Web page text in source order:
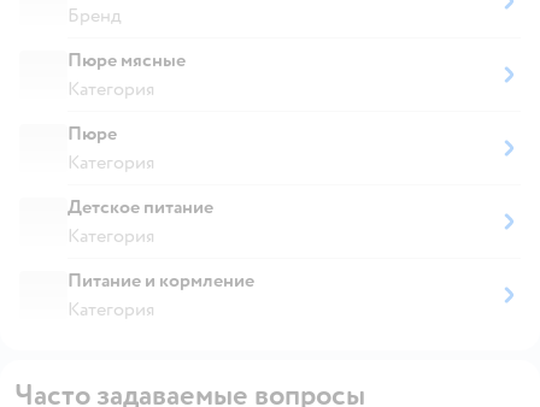
Бренд
Пюре мясные
Категория
Пюре
Категория
Детское питание
Категория
Питание и кормление
Категория
Часто задаваемые вопросы